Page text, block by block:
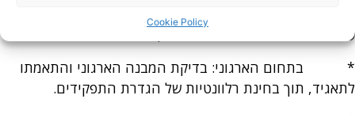
Cookie Policy
כמו כן, יכולה הביקורת הפנימית לסייע בפתרון בעיות שונות
שמתעוררות בתהליכים ובפעילויות, לדוגמא:
* בתחום הארגוני: בדיקת המבנה הארגוני והתאמתו
לתאגיד, תוך בחינת רלוונטיות של הגדרת התפקידים.